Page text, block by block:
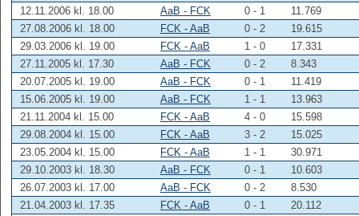
12.11.2006 kl. 18.00
AaB - FCK 0 - 1
11.769
27.08.2006 kl. 18.00
FCK - AaB 0 - 2
19.615
29.03.2006 kl. 19.00
FCK - AaB 1 - 0
17.331
27.11.2005 kl. 17.30
AaB - FCK 0 - 2
8.343
20.07.2005 kl. 19.00
AaB - FCK 0 - 1
11.419
15.06.2005 kl. 19.00
AaB - FCK 1 - 1
13.963
21.11.2004 kl. 15.00
FCK - AaB 4 - 0
15.598
29.08.2004 kl. 15.00
FCK - AaB 3 - 2
15.025
23.05.2004 kl. 15.00
FCK - AaB 1 - 1
30.971
29.10.2003 kl. 18.30
AaB - FCK 0 - 1
10.603
26.07.2003 kl. 17.00
AaB - FCK 0 - 2
8.530
21.04.2003 kl. 17.35
FCK - AaB 0 - 1
20.112